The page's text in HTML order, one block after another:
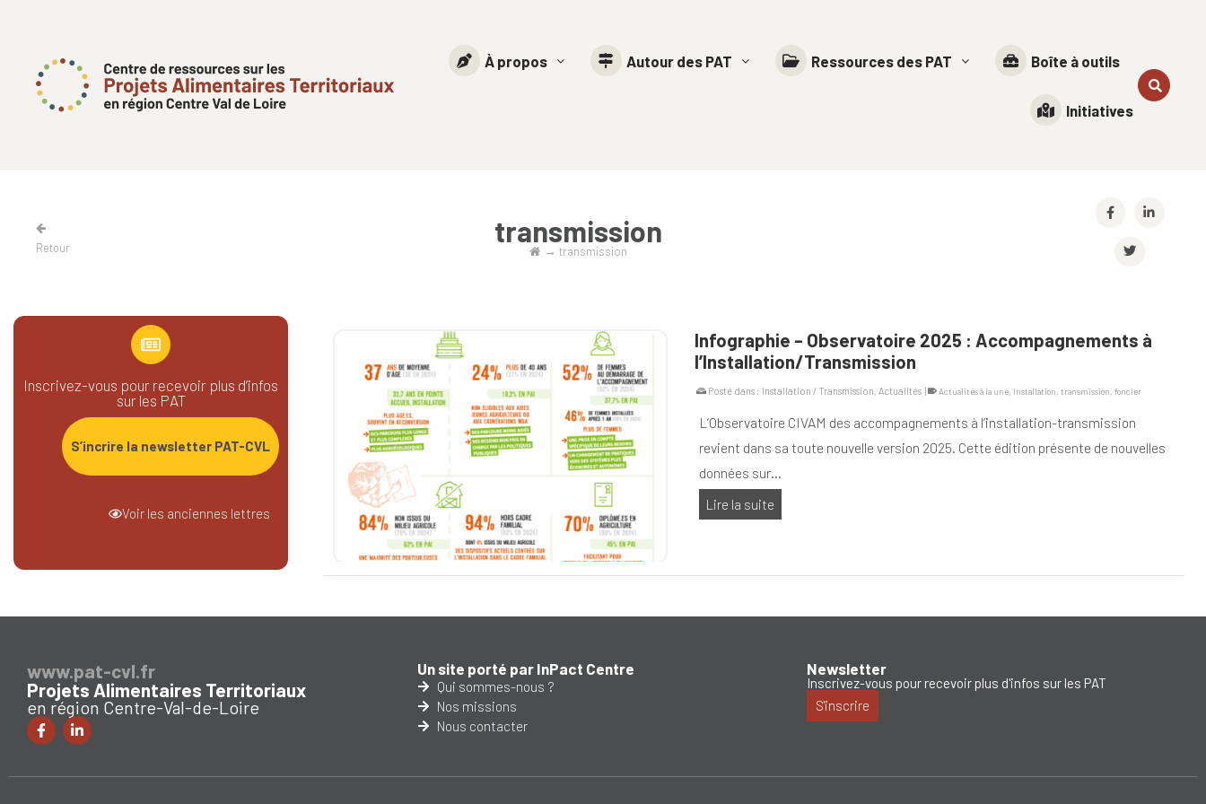
À propos Autour des PAT Ressources des PAT Boîte à outils
Initiatives
Retour transmission
→transmission
Infographie – Observatoire 2025 : Accompagnements à
l’Installation/Transmission
Posté dans : Installation / Transmission, Actualités | Actualités à la une, installation,transmission,foncier
L’Observatoire CIVAM des accompagnements à l’installation-transmission
revient dans sa toute nouvelle version 2025. Cette édition présente de nouvelles
données sur…
Lire la suite
Inscrivez-vous pour recevoir plus d’infos
sur les PAT
S’incrire la newsletter PAT-CVL
Voir les anciennes lettres
www.pat-cvl.fr
Projets Alimentaires Territoriaux
en région Centre-Val-de-Loire
Un site porté par InPact Centre
Qui sommes-nous ?
Nos missions
Nous contacter
Newsletter
Inscrivez-vous pour recevoir plus d'infos sur les PAT
S'inscrire